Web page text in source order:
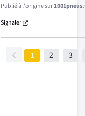
Publié à l'origine sur
Signaler
1 2 3